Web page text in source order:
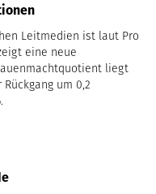
Leitmedien ist laut Pro
eine neue
liegt
um 0,2